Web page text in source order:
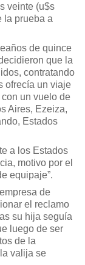
veinte (u$s
la prueba a
de quince
que la
contratando
ofrecía un viaje
un vuelo de
Aires, Ezeiza,
Estados
a los Estados
motivo por el
equipaje”.
de
el reclamo
su hija seguía
luego de ser
de la
valija se